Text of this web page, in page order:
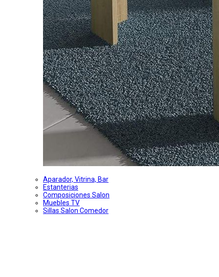
Aparador, Vitrina, Bar
Estanterias
Composiciones Salon
Muebles TV
Sillas Salon Comedor